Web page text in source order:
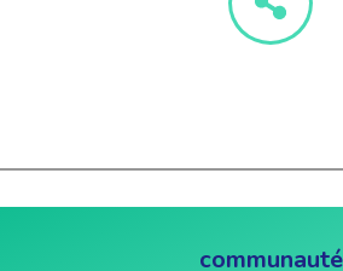
communauté